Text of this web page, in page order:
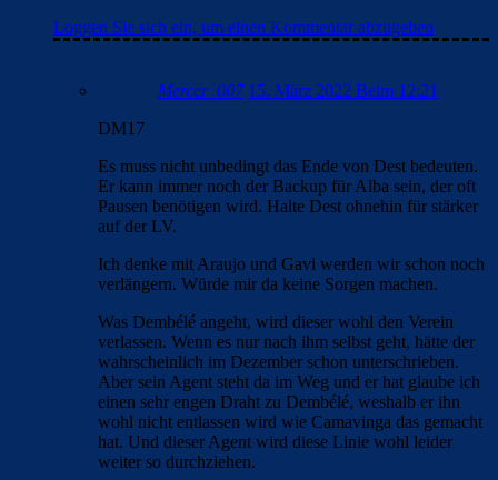
Loggen Sie sich ein, um einen Kommentar abzugeben
Mercer_007 15. März 2022 Beim 12:21
DM17
Es muss nicht unbedingt das Ende von Dest bedeuten.
Er kann immer noch der Backup für Alba sein, der oft
Pausen benötigen wird. Halte Dest ohnehin für stärker
auf der LV.
Ich denke mit Araujo und Gavi werden wir schon noch
verlängern. Würde mir da keine Sorgen machen.
Was Dembélé angeht, wird dieser wohl den Verein
verlassen. Wenn es nur nach ihm selbst geht, hätte der
wahrscheinlich im Dezember schon unterschrieben.
Aber sein Agent steht da im Weg und er hat glaube ich
einen sehr engen Draht zu Dembélé, weshalb er ihn
wohl nicht entlassen wird wie Camavinga das gemacht
hat. Und dieser Agent wird diese Linie wohl leider
weiter so durchziehen.